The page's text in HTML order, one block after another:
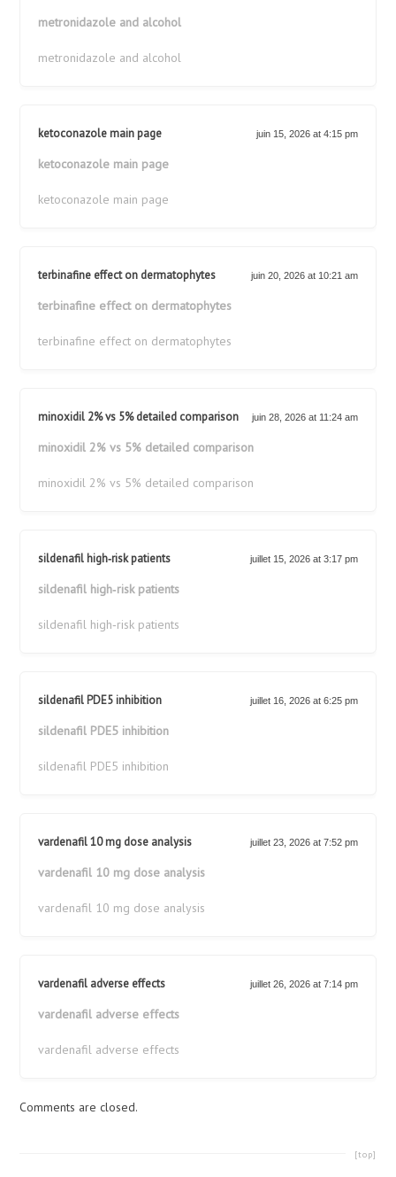
metronidazole and alcohol
metronidazole and alcohol
ketoconazole main page juin 15, 2026 at 4:15 pm
ketoconazole main page
ketoconazole main page
terbinafine effect on dermatophytes juin 20, 2026 at 10:21 am
terbinafine effect on dermatophytes
terbinafine effect on dermatophytes
minoxidil 2% vs 5% detailed comparison juin 28, 2026 at 11:24 am
minoxidil 2% vs 5% detailed comparison
minoxidil 2% vs 5% detailed comparison
sildenafil high‑risk patients juillet 15, 2026 at 3:17 pm
sildenafil high‑risk patients
sildenafil high‑risk patients
sildenafil PDE5 inhibition juillet 16, 2026 at 6:25 pm
sildenafil PDE5 inhibition
sildenafil PDE5 inhibition
vardenafil 10 mg dose analysis juillet 23, 2026 at 7:52 pm
vardenafil 10 mg dose analysis
vardenafil 10 mg dose analysis
vardenafil adverse effects juillet 26, 2026 at 7:14 pm
vardenafil adverse effects
vardenafil adverse effects
Comments are closed.
[top]